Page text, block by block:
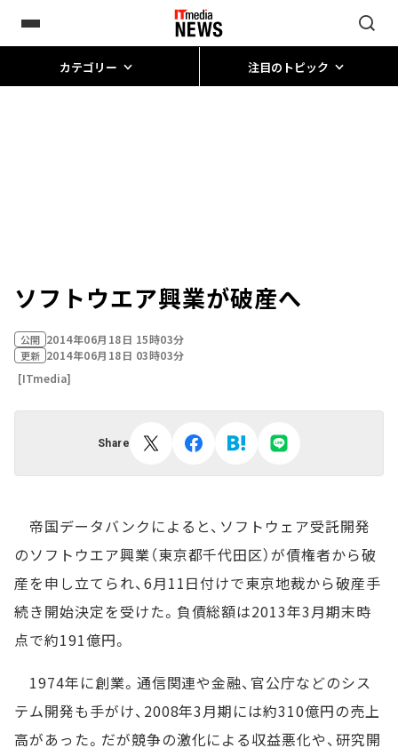
カテゴリー 注目のトピック
ソフトウエア興業が破産へ
公開 2014年06月18日 15時03分
更新 2014年06月18日 03時03分
[ITmedia]
Share
帝国データバンクによると、ソフトウェア受託開発
のソフトウエア興業（東京都千代田区）が債権者から破
産を申し立てられ、6月11日付けで東京地裁から破産手
続き開始決定を受けた。負債総額は2013年3月期末時
点で約191億円。
1974年に創業。通信関連や金融、官公庁などのシス
テム開発も手がけ、2008年3月期には約310億円の売上
高があった。だが競争の激化による収益悪化や、研究開